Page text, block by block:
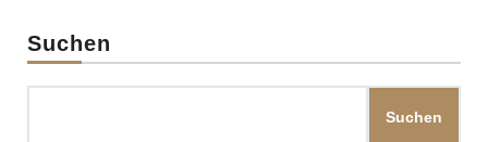
Suchen
Suchen